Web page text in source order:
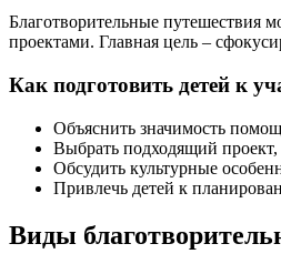
Благотворительные путешествия
проектами. Главная цель –
Как подготовить детей к
Объяснить значимость
Выбрать подходящий проект,
Обсудить культурные
Привлечь детей к
Виды